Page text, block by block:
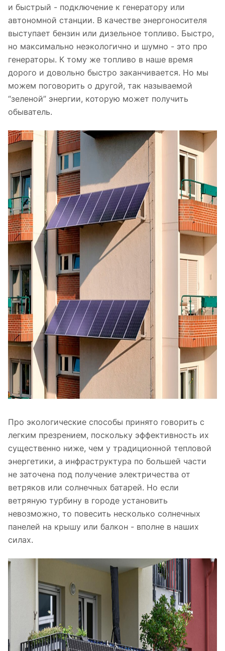
и быстрый - подключение к генератору или
автономной станции. В качестве энергоносителя
выступает бензин или дизельное топливо. Быстро,
но максимально неэкологично и шумно - это про
генераторы. К тому же топливо в наше время
дорого и довольно быстро заканчивается. Но мы
можем поговорить о другой, так называемой
“зеленой” энергии, которую может получить
обыватель.
Про экологические способы принято говорить с
легким презрением, поскольку эффективность их
существенно ниже, чем у традиционной тепловой
энергетики, а инфраструктура по большей части
не заточена под получение электричества от
ветряков или солнечных батарей. Но если
ветряную турбину в городе установить
невозможно, то повесить несколько солнечных
панелей на крышу или балкон - вполне в наших
силах.